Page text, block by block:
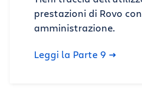
prestazioni di Rovo
amministrazione.
Leggi la Parte 9